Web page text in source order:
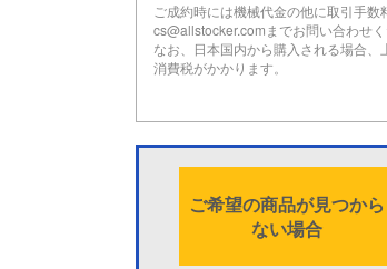
ご成約時には機械代金の他に取引手
cs@allstocker.comまでお問い合わせく
なお、日本国内から購入される場合、
消費税がかかります。
ご希望の商品が見つから
ない場合